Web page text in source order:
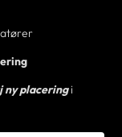
ny placeringi